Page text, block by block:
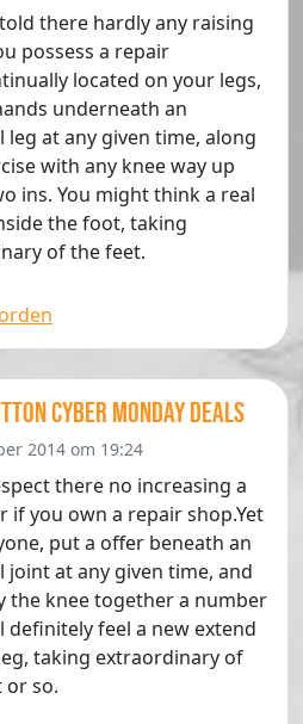
there hardly any raising
possess a repair
located on your legs,
underneath an
leg at any given time, along
with any knee way up
ins. You might think a real
the foot, taking
of the feet.
cyber monday deals
2014 om 19:24
there no increasing a
if you own a repair shop.Yet
put a offer beneath an
joint at any given time, and
the knee together a number
definitely feel a new extend
taking extraordinary of
so.